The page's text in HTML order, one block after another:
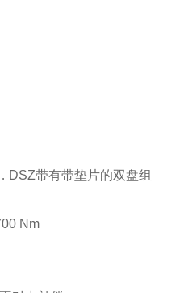
DSZ带有带垫片的双盘组
Nm